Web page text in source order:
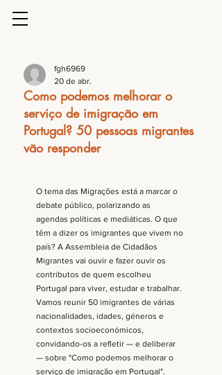
Como podemos melhorar o
serviço de imigração em
Portugal? 50 pessoas migrantes
vão responder
fgh6969
20 de abr.
O tema das Migrações está a marcar o
debate público, polarizando as
agendas políticas e mediáticas. O que
têm a dizer os imigrantes que vivem no
país? A Assembleia de Cidadãos
Migrantes vai ouvir e fazer ouvir os
contributos de quem escolheu
Portugal para viver, estudar e trabalhar.
Vamos reunir 50 imigrantes de várias
nacionalidades, idades, géneros e
contextos socioeconómicos,
convidando-os a refletir — e deliberar
— sobre "Como podemos melhorar o
serviço de imigração em Portugal".